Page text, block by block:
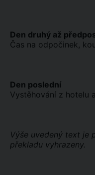
Den druhý až
Čas na odpočinek,
Den poslední
Vystěhování z hotelu
Výše uvedený text je
překladu vyhrazeny.